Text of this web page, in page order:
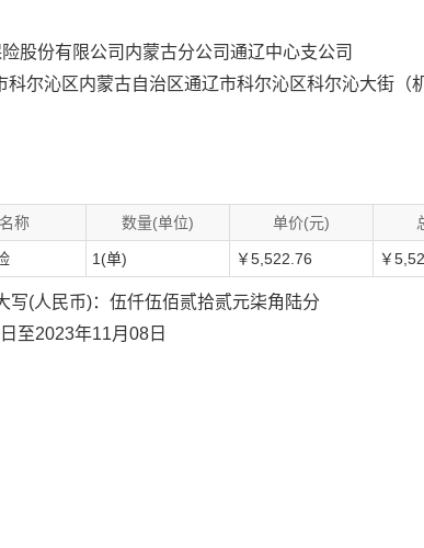
股份有限公司内蒙古分公司通辽中心支公司
尔沁区内蒙古自治区通辽市科尔沁区科尔沁大街（
名称 数量(单位) 单价(元)
1(单) ￥5,522.76 ￥
写(人民币)：伍仟伍佰贰拾贰元柒角陆分
至2023年11月08日